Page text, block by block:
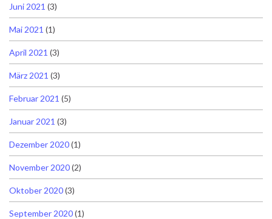
Juni 2021 (3)
Mai 2021 (1)
April 2021 (3)
März 2021 (3)
Februar 2021 (5)
Januar 2021 (3)
Dezember 2020(1)
November 2020(2)
Oktober 2020(3)
September 2020(1)